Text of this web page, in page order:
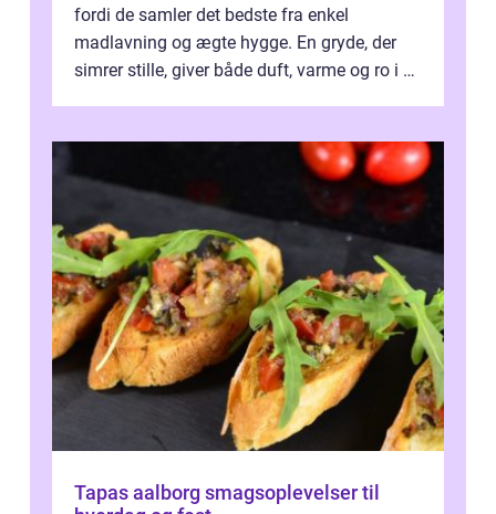
fordi de samler det bedste fra enkel
madlavning og ægte hygge. En gryde, der
simrer stille, giver både duft, varme og ro i en
Tapas aalborg smagsoplevelser til